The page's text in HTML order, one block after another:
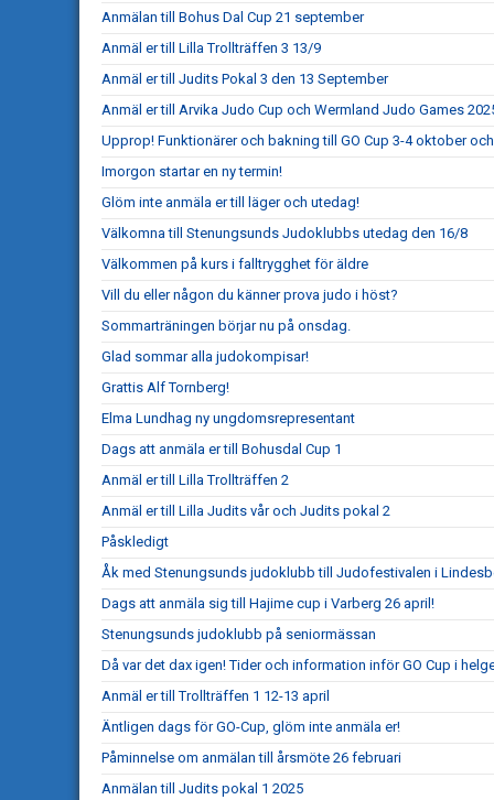
Anmälan till Bohus Dal Cup 21 september
Anmäl er till Lilla Trollträffen 3 13/9
Anmäl er till Judits Pokal 3 den 13 September
Anmäl er till Arvika Judo Cup och Wermland Judo Games
Upprop! Funktionärer och bakning till GO Cup 3-4 oktober
Imorgon startar en ny termin!
Glöm inte anmäla er till läger och utedag!
Välkomna till Stenungsunds Judoklubbs utedag den 16/8
Välkommen på kurs i falltrygghet för äldre
Vill du eller någon du känner prova judo i höst?
Sommarträningen börjar nu på onsdag.
Glad sommar alla judokompisar!
Grattis Alf Tornberg!
Elma Lundhag ny ungdomsrepresentant
Dags att anmäla er till Bohusdal Cup 1
Anmäl er till Lilla Trollträffen 2
Anmäl er till Lilla Judits vår och Judits pokal 2
Påskledigt
Åk med Stenungsunds judoklubb till Judofestivalen i
Dags att anmäla sig till Hajime cup i Varberg 26 april!
Stenungsunds judoklubb på seniormässan
Då var det dax igen! Tider och information inför GO Cup i
Anmäl er till Trollträffen 1 12-13 april
Äntligen dags för GO-Cup, glöm inte anmäla er!
Påminnelse om anmälan till årsmöte 26 februari
Anmälan till Judits pokal 1 2025